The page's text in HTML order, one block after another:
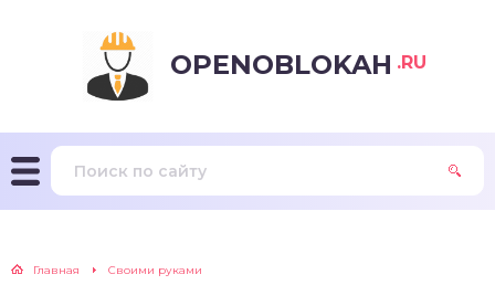
OPENOBLOKAH .RU
Главная Своими руками